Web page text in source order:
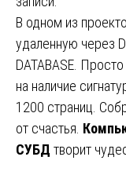
В одном из
удаленную через
DATABASE.
на наличие
1200 страниц.
от счастья.
СУБД творит